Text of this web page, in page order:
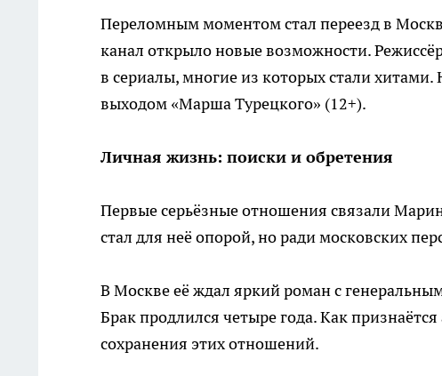
Переломным моментом стал переезд в
канал открыло новые возможности.
в сериалы, многие из которых стали
выходом «Марша Турецкого» (12+).
Личная жизнь: поиски и обретения
Первые серьёзные отношения связали
стал для неё опорой, но ради московских
В Москве её ждал яркий роман с
Брак продлился четыре года. Как
сохранения этих отношений.